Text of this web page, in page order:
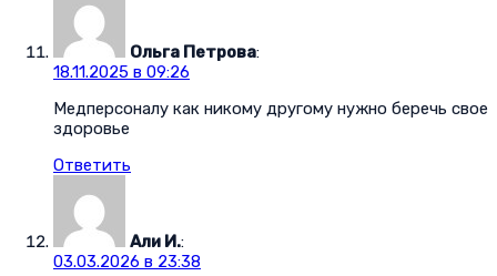
Ольга Петрова:
18.11.2025 в 09:26
Медперсоналу как никому другому нужно беречь свое
здоровье
Ответить
Али И.:
03.03.2026 в 23:38